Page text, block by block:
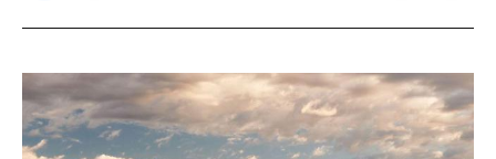
c
b
o
o
k
i
t
e
r
o
o
u
t
o
i
n